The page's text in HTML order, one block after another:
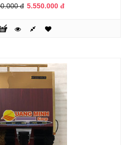
trong vòng mấy phút. Máy được
các hộ gia đình, văn phòng, công sở,
cao ốc, khách sạn vừa tiện lợi và
gian sang trọng.Được thiết kế từ 2
đ 5.550.000 đ